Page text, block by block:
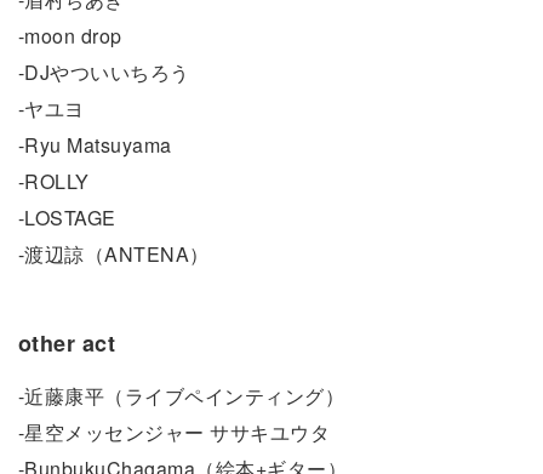
-moon drop
-DJやついいちろう
-ヤユヨ
-Ryu Matsuyama
-ROLLY
-LOSTAGE
-渡辺諒（ANTENA）
other act
-近藤康平（ライブペインティング）
-星空メッセンジャー ササキユウタ